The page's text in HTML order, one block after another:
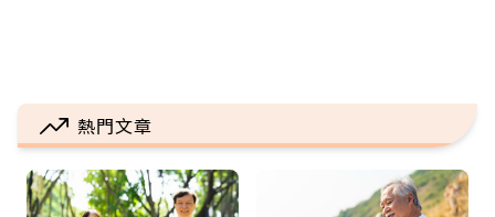
熱門文章